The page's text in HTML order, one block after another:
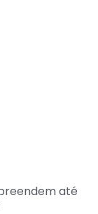
até